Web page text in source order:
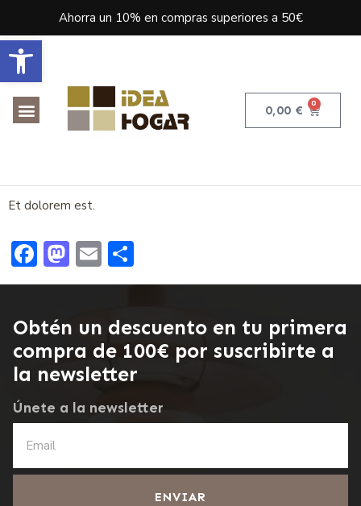
Abrir barra de herramientas
Ahorra un 10% en compras superiores a 50€
0,00 € 0
Tenetur Cumque Omnis
Et dolorem est.
Facebook
Mastodon
Email
Obtén un descuento en tu primera
compra de 100€ por suscribirte a
la newsletter
Únete a la newsletter
ENVIAR